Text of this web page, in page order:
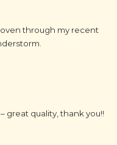
through my recent
great quality, thank you!!